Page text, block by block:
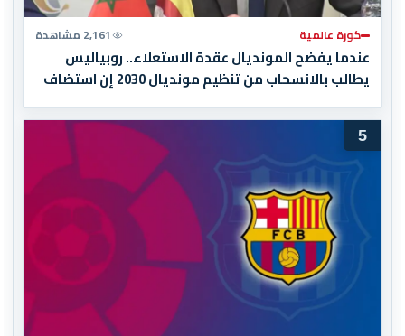
كورة عالمية 2,161 مشاهدة
عندما يفضح المونديال عقدة الاستعلاء.. روبياليس
يطالب بالانسحاب من تنظيم مونديال 2030 إن استضاف
المغرب المباراة النهائية!
5